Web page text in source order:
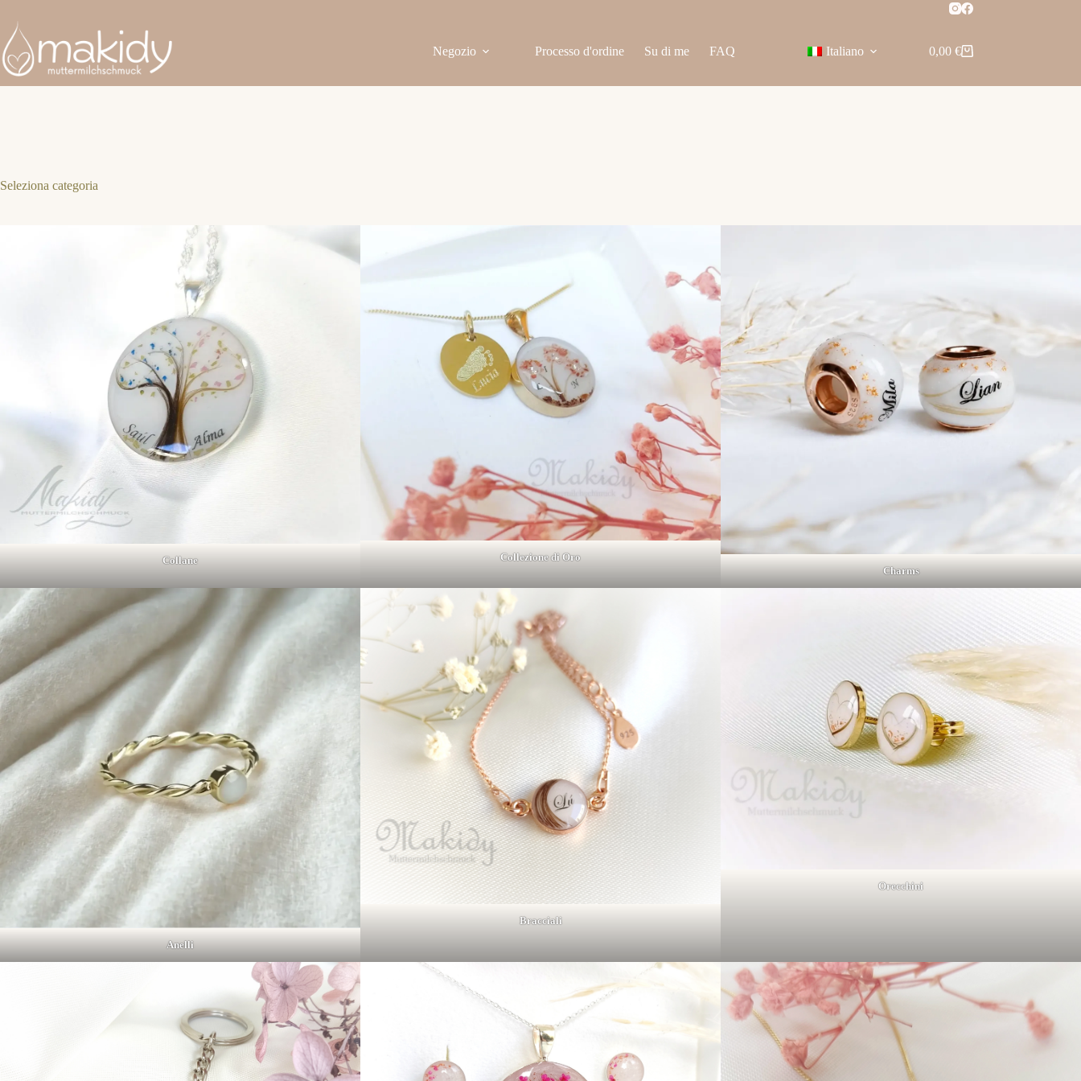
contenuto
Negozio
Processo d'ordine Su di me FAQ Italiano Carrello
0,00 €
Seleziona categoria
Collane
Collezione di Oro
Charms
Anelli
Bracciali
Orecchini